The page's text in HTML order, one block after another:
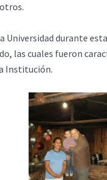
Universidad durante
las cuales fueron
Institución.